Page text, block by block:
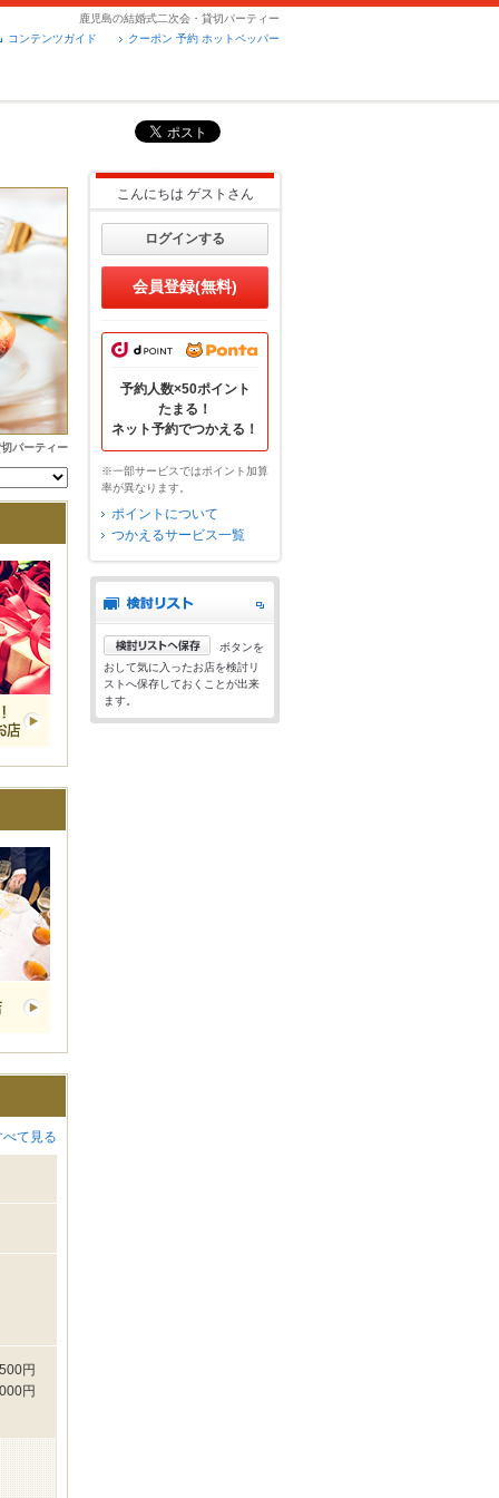
鹿児島の結婚式二次会・貸切パーティー
クーポン 予約 ホットペッパー
コンテンツガイド
パーティー
て見る
円
円
こんにちは ゲスト さん
ログインする
会員登録(無料)
予約人数×50ポイント
たまる！
ネット予約でつかえる！
※一部サービスではポイント加算
率が異なります。
ポイントについて
つかえるサービス一覧
ボタンを
おして気に入ったお店を検討リ
ストへ保存しておくことが出来
ます。